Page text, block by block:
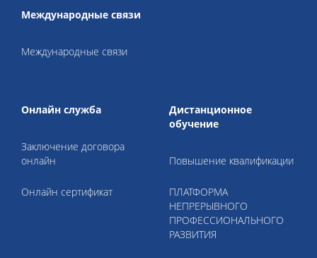
Международные связи
Международные связи
Онлайн служба
Заключение договора
онлайн
Онлайн сертификат
Дистанционное
обучение
Повышение квалификации
ПЛАТФОРМА
НЕПРЕРЫВНОГО
ПРОФЕССИОНАЛЬНОГО
РАЗВИТИЯ